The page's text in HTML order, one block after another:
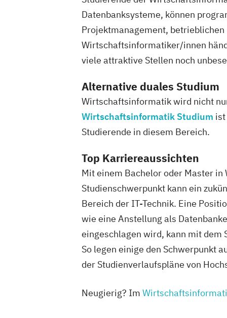
Datenbanksysteme, können
Projektmanagement, betrieblichen
Wirtschaftsinformatiker/innen
viele attraktive Stellen noch
Alternative duales Studium
Wirtschaftsinformatik wird nicht
Wirtschaftsinformatik Studium ist
Studierende in diesem Bereich.
Top Karriereaussichten
Mit einem Bachelor oder Master
Studienschwerpunkt kann ein
Bereich der IT-Technik. Eine
wie eine Anstellung als
eingeschlagen wird, kann mit
So legen einige den Schwerpunkt
der Studienverlaufspläne von
Neugierig? Im